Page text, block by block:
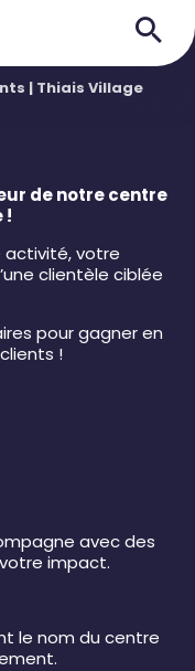
| Thiais Village
de notre centre
!
activité, votre
clientèle ciblée
pour gagner en
!
avec des
impact.
le nom du centre